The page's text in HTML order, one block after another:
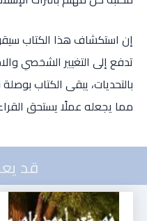
إن استكشاف هذا الكتاب
تدفع إلى التغيير الشخصي
بالتحديات، يبقى الكتاب بوصلة
مما يجعله عملًا يستحق
قد